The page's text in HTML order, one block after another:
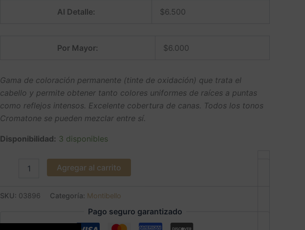
Al Detalle: $6.500
Por Mayor: $6.000
Gama de coloración permanente (tinte de oxidación) que trata el
cabello y permite obtener tanto colores uniformes de raíces a puntas
como reflejos intensos. Excelente cobertura de canas. Todos los tonos
Cromatone se pueden mezclar entre sí.
Disponibilidad: 3 disponibles
Agregar al carrito
SKU: 03896 Categoría: Montibello
Pago seguro garantizado